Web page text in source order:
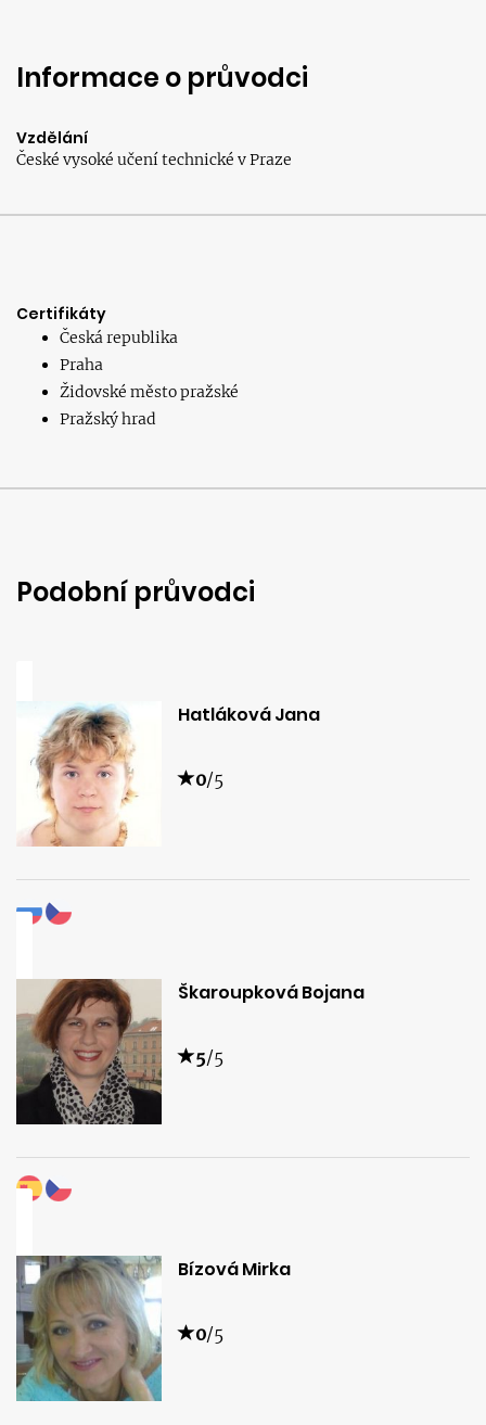
Informace o průvodci
Vzdělání
České vysoké učení technické v Praze
Certifikáty
Česká republika
Praha
Židovské město pražské
Pražský hrad
Podobní průvodci
Hatláková Jana
0/5
Škaroupková Bojana
5/5
Bízová Mirka
0/5